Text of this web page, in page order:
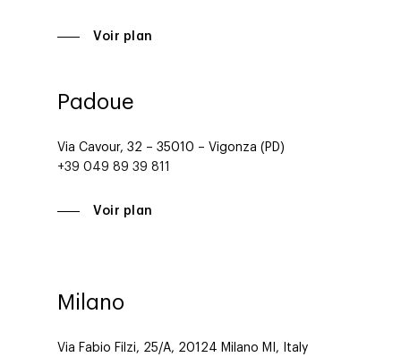
Voir plan
Padoue
Via Cavour, 32 – 35010 – Vigonza (PD)
+39 049 89 39 811
Voir plan
Milano
Via Fabio Filzi, 25/A, 20124 Milano MI, Italy
Data, Analytics &
ESG